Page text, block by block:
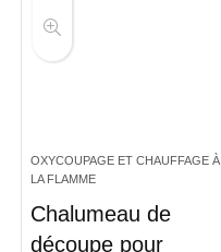
OXYCOUPAGE ET CHAUFFAGE À
LA FLAMME
Chalumeau de
découpe pour